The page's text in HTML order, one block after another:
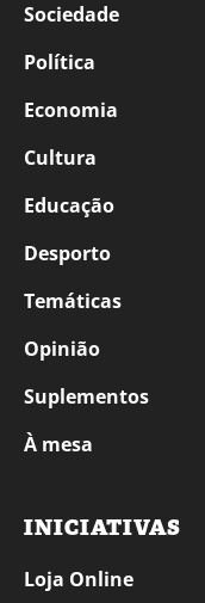
Sociedade
Política
Economia
Cultura
Educação
Desporto
Temáticas
Opinião
Suplementos
À mesa
INICIATIVAS
Loja Online